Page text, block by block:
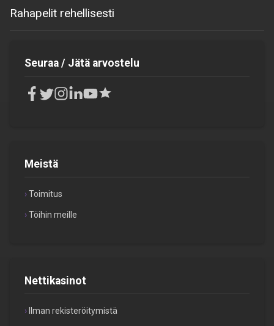
Rahapelit rehellisesti
Meistä
Toimitus
Töihin meille
Nettikasinot
Ilman rekisteröitymistä
Seuraa / Jätä arvostelu